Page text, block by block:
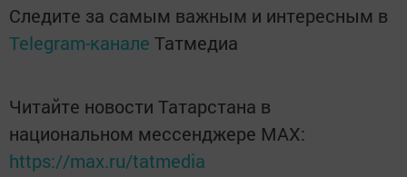
Следите за самым важным и интересным в
Telegram-канале Татмедиа
Читайте новости Татарстана в
национальном мессенджере MАХ:
https://max.ru/tatmedia